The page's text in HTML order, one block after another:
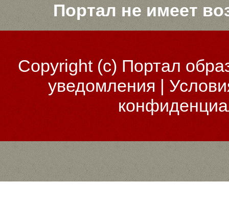
Портал не имеет
Copyright (c)Портал
уведомления |